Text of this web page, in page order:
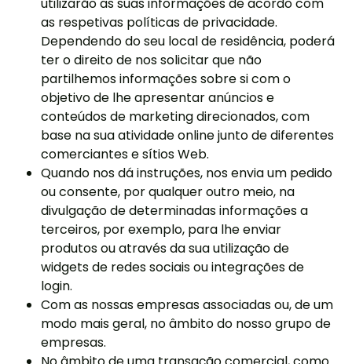
utilizarão as suas informações de acordo com
as respetivas políticas de privacidade.
Dependendo do seu local de residência, poderá
ter o direito de nos solicitar que não
partilhemos informações sobre si com o
objetivo de lhe apresentar anúncios e
conteúdos de marketing direcionados, com
base na sua atividade online junto de diferentes
comerciantes e sítios Web.
Quando nos dá instruções, nos envia um pedido
ou consente, por qualquer outro meio, na
divulgação de determinadas informações a
terceiros, por exemplo, para lhe enviar
produtos ou através da sua utilização de
widgets de redes sociais ou integrações de
login.
Com as nossas empresas associadas ou, de um
modo mais geral, no âmbito do nosso grupo de
empresas.